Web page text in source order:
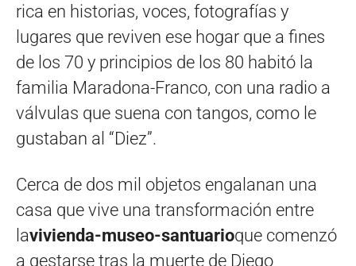
rica en historias, voces, fotografías y
lugares que reviven ese hogar que a fines
de los 70 y principios de los 80 habitó la
familia Maradona-Franco, con una radio a
válvulas que suena con tangos, como le
gustaban al “Diez”.
Cerca de dos mil objetos engalanan una
casa que vive una transformación entre
lavivienda-museo-santuarioque comenzó
a gestarse tras la muerte de Diego